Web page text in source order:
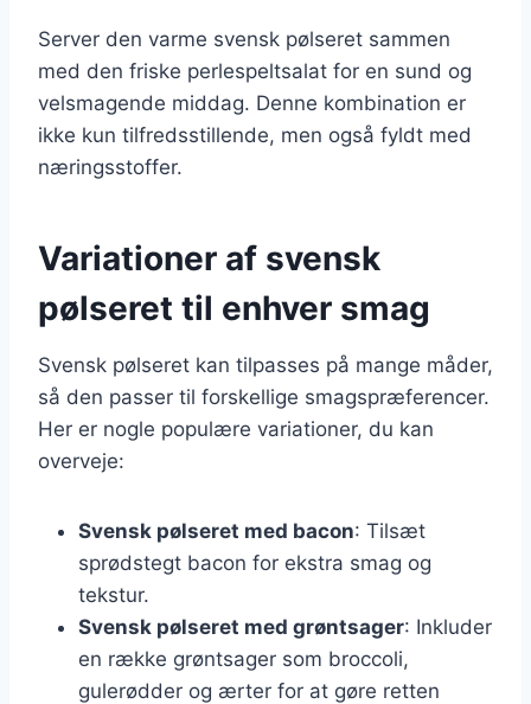
Server den varme svensk pølseret sammen
med den friske perlespeltsalat for en sund og
velsmagende middag. Denne kombination er
ikke kun tilfredsstillende, men også fyldt med
næringsstoffer.
Variationer af svensk
pølseret til enhver smag
Svensk pølseret kan tilpasses på mange måder,
så den passer til forskellige smagspræferencer.
Her er nogle populære variationer, du kan
overveje:
Svensk pølseret med bacon: Tilsæt
sprødstegt bacon for ekstra smag og
tekstur.
Svensk pølseret med grøntsager: Inkluder
en række grøntsager som broccoli,
gulerødder og ærter for at gøre retten